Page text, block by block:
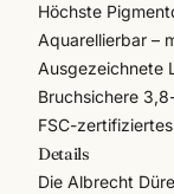
Höchste
Aquarellierbar –
Ausgezeichnete
Bruchsichere
FSC-
Details
Die Albrecht